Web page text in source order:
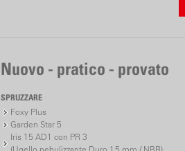
Nuovo - pratico - provato
SPRUZZARE
Foxy Plus
Garden Star 5
Iris 15 AD1 con PR 3